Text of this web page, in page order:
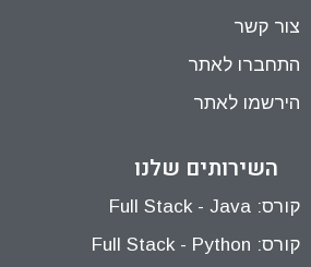
צור קשר
התחברו לאתר
הירשמו לאתר
השירותים שלנו
קורס: Full Stack - Java
קורס: Full Stack - Python